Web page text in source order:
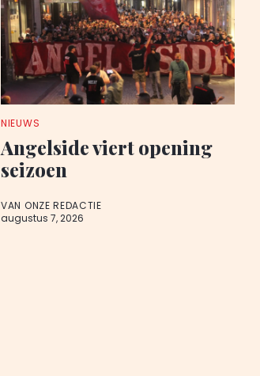
NIEUWS
Angelside viert opening
seizoen
VAN ONZE REDACTIE
augustus 7, 2026